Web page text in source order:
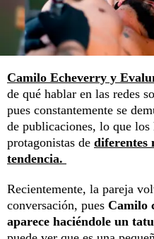
Camilo Echeverry y
de qué hablar en las redes
pues constantemente se
de publicaciones, lo que
protagonistas de diferentes
tendencia.
Recientemente, la pareja
conversación, pues Camilo
aparece haciéndole un